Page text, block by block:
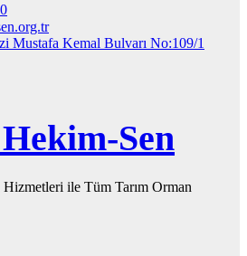
Mustafa Kemal Bulvarı No:109/1
Sen
ile Tüm Tarım Orman